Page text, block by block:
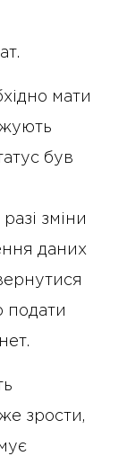
мати
був
зміни
даних
подати
зрости,